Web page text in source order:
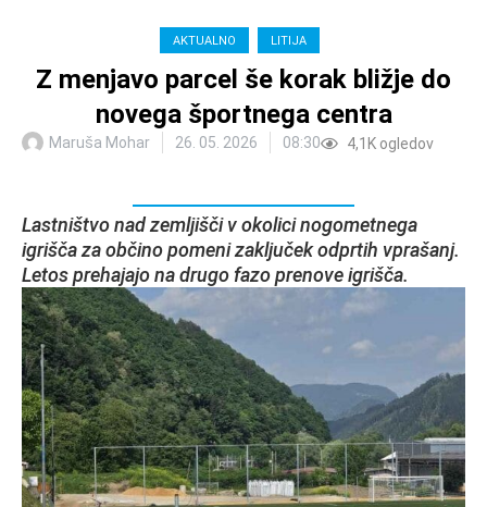
AKTUALNO LITIJA
Z menjavo parcel še korak bližje do
novega športnega centra
Maruša Mohar 26. 05. 2026 08:30 4,1K ogledov
Lastništvo nad zemljišči v okolici nogometnega
igrišča za občino pomeni zaključek odprtih vprašanj.
Letos prehajajo na drugo fazo prenove igrišča.